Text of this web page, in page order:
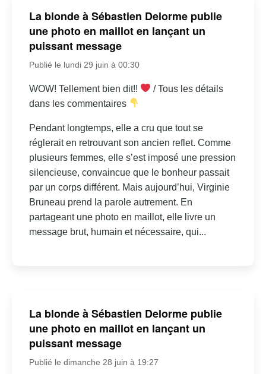
La blonde à Sébastien Delorme publie
une photo en maillot en lançant un
puissant message
Publié le lundi 29 juin à 00:30
WOW! Tellement bien dit!!
/ Tous les détails
dans les commentaires
Pendant longtemps, elle a cru que tout se
réglerait en retrouvant son ancien reflet. Comme
plusieurs femmes, elle s’est imposé une pression
silencieuse, convaincue que le bonheur passait
par un corps différent. Mais aujourd’hui, Virginie
Bruneau prend la parole autrement. En
partageant une photo en maillot, elle livre un
message brut, humain et nécessaire, qui...
La blonde à Sébastien Delorme publie
une photo en maillot en lançant un
puissant message
Publié le dimanche 28 juin à 19:27